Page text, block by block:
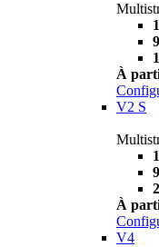
À
V2 S
À
V4